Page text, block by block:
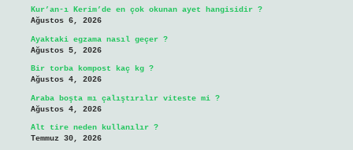
Kur’an-ı Kerim’de en çok okunan ayet hangisidir ?
Ağustos 6, 2026
Ayaktaki egzama nasıl geçer ?
Ağustos 5, 2026
Bir torba kompost kaç kg ?
Ağustos 4, 2026
Araba boşta mı çalıştırılır viteste mi ?
Ağustos 4, 2026
Alt tire neden kullanılır ?
Temmuz 30, 2026